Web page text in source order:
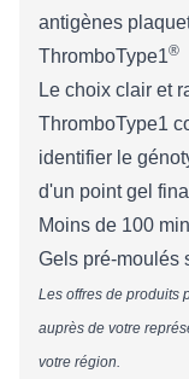
antigènes
​​​​​​​​​​​​​​​​​​​​​​​​​​​​​​​​ThromboType1®
​​​​​​​​Le choix clair et
ThromboType1
identifier le
d'un point gel
Moins de 100
Gels pré-moulés
Les offres de produits
auprès de votre
votre région.​​​​